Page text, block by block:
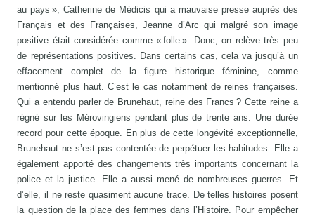
au pays », Catherine de Médicis qui a mauvaise presse auprès des
Français et des Françaises, Jeanne d’Arc qui malgré son image
positive était considérée comme « folle ». Donc, on relève très peu
de représentations positives. Dans certains cas, cela va jusqu’à un
effacement complet de la figure historique féminine, comme
mentionné plus haut. C’est le cas notamment de reines françaises.
Qui a entendu parler de Brunehaut, reine des Francs ? Cette reine a
régné sur les Mérovingiens pendant plus de trente ans. Une durée
record pour cette époque. En plus de cette longévité exceptionnelle,
Brunehaut ne s’est pas contentée de perpétuer les habitudes. Elle a
également apporté des changements très importants concernant la
police et la justice. Elle a aussi mené de nombreuses guerres. Et
d’elle, il ne reste quasiment aucune trace. De telles histoires posent
la question de la place des femmes dans l’Histoire. Pour empêcher